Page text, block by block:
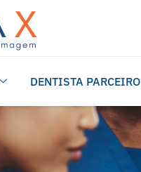
DENTISTA PARCEIRO